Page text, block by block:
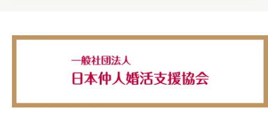
利用目的を明確にし、目的外利用を行わないための措
置を講じ、その利用目的の達成に必要な範囲で利用し
(3)個人情報保護に関する諸法令､国が定める指針､そ